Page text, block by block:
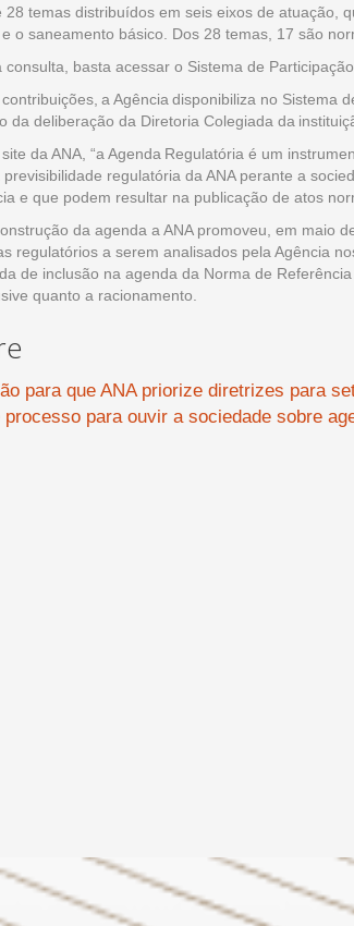
28 temas distribuídos em seis eixos de atuação,
o saneamento básico. Dos 28 temas, 17 são
consulta, basta acessar o Sistema de
a Agência disponibiliza no Sistema
da deliberação da Diretoria Colegiada da
da ANA, “a Agenda Regulatória é um
regulatória da ANA perante a
e que podem resultar na publicação de atos
da agenda a ANA promoveu, em maio
regulatórios a serem analisados pela Agência
de inclusão na agenda da Norma de
quanto a racionamento.
para que ANA priorize diretrizes para
processo para ouvir a sociedade sobre